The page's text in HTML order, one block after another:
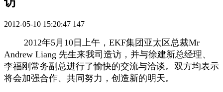
2012-05-10 15:20:47 147
2012年5月10日上午，EKF集团亚太区总裁Mr
Andrew Liang 先生来我司造访，并与徐建新总经理、
李福刚常务副总进行了愉快的交流与洽谈。双方均表示
将会加强合作、共同努力，创造新的明天。